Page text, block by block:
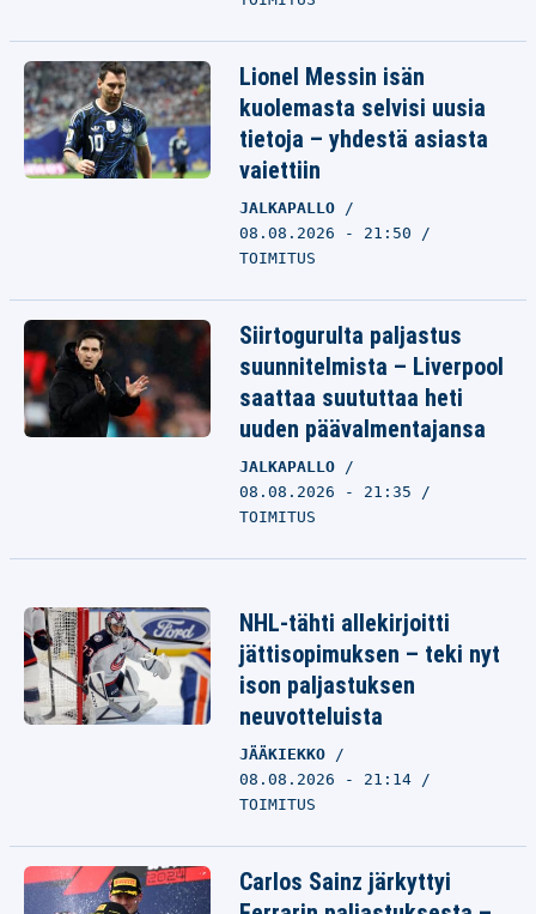
Lionel Messin isän
kuolemasta selvisi uusia
tietoja – yhdestä asiasta
vaiettiin
JALKAPALLO
08.08.2026 - 21:50
TOIMITUS
Siirtogurulta paljastus
suunnitelmista – Liverpool
saattaa suututtaa heti
uuden päävalmentajansa
JALKAPALLO
08.08.2026 - 21:35
TOIMITUS
NHL-tähti allekirjoitti
jättisopimuksen – teki nyt
ison paljastuksen
neuvotteluista
JÄÄKIEKKO
08.08.2026 - 21:14
TOIMITUS
Carlos Sainz järkyttyi